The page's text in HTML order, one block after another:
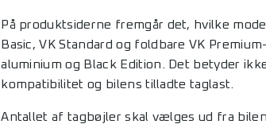
På produktsiderne fremgår det, hvilke
Basic, VK Standard og foldbare VK
aluminium og Black Edition. Det betyder
kompatibilitet og bilens tilladte taglast.
Antallet af tagbøjler skal vælges ud fra